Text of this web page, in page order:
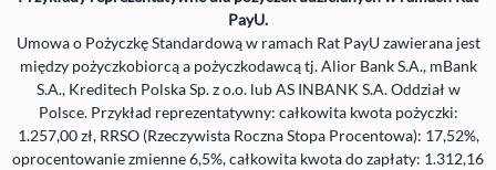
PayU.
Umowa o Pożyczkę Standardową w ramach Rat PayU zawierana jest
między pożyczkobiorcą a pożyczkodawcą tj. Alior Bank S.A., mBank
S.A., Kreditech Polska Sp. z o.o. lub AS INBANK S.A. Oddział w
Polsce. Przykład reprezentatywny: całkowita kwota pożyczki:
1.257,00 zł, RRSO(Rzeczywista Roczna Stopa Procentowa): 17,52%,
oprocentowanie zmienne 6,5%, całkowita kwota do zapłaty: 1.312,16